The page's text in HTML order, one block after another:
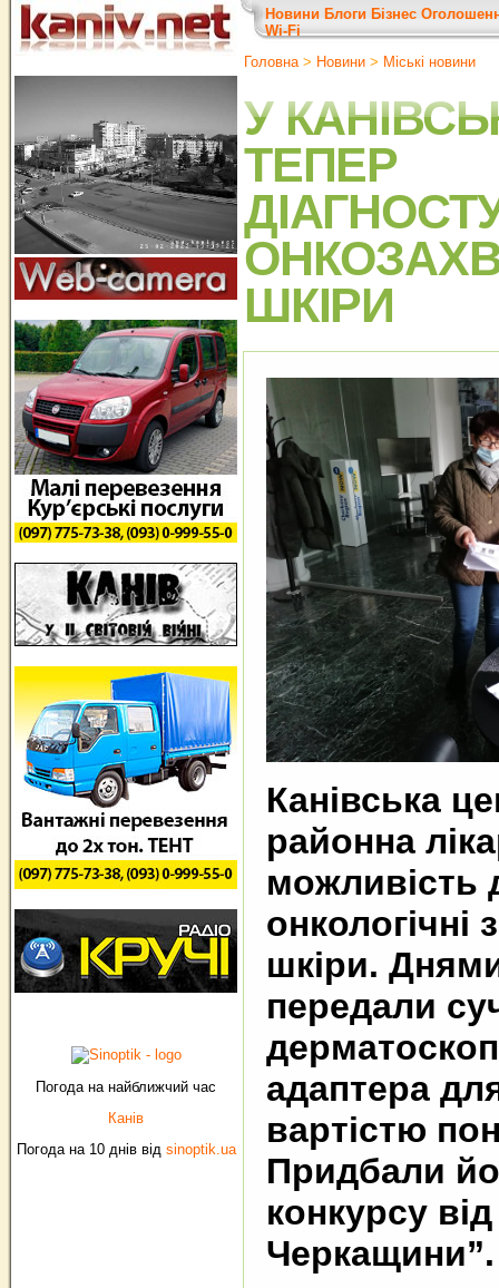
Погода на найближчий час
Канів
Погода на 10 днів від sinoptik.ua
Новини Блоги Бізнес
Wi-Fi
Головна> Новини > Міські новини
У
ТЕПЕР
ШКІРИ
Канівська
районна
можливість
шкіри.
передали
адаптера
вартістю
Придбали
конкурсу
Черкащини”.